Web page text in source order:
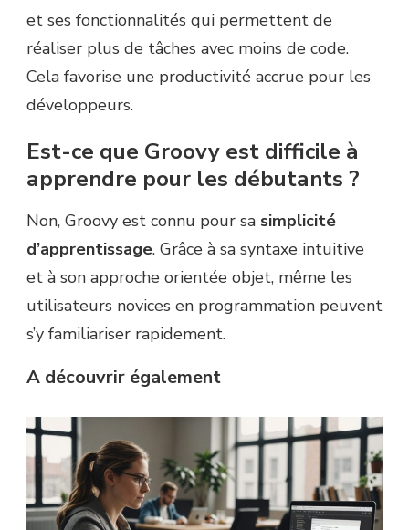
et ses fonctionnalités qui permettent de
réaliser plus de tâches avec moins de code.
Cela favorise une productivité accrue pour les
développeurs.
Est-ce que Groovy est difficile à
apprendre pour les débutants ?
Non, Groovy est connu pour sa simplicité
d’apprentissage. Grâce à sa syntaxe intuitive
et à son approche orientée objet, même les
utilisateurs novices en programmation peuvent
s’y familiariser rapidement.
A découvrir également